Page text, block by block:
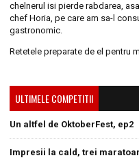
chelnerul isi pierde rabdarea,
chef Horia, pe care am sa-l
gastronomic.
Retetele preparate de el pentru
ULTIMELE COMPETITII
Un altfel de OktoberFest, ep2
Impresii la cald, trei